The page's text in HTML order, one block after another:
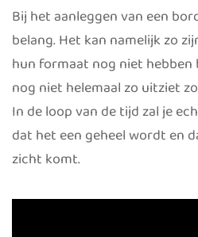
Bij het aanleggen van een
belang. Het kan namelijk zo
hun formaat nog niet
nog niet helemaal zo uitziet
In de loop van de tijd zal je
dat het een geheel wordt en
zicht komt.